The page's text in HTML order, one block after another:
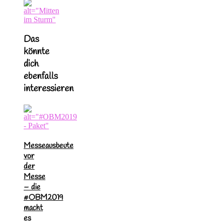
Das
könnte
dich
ebenfalls
interessieren
Messeausbeute
vor
der
Messe
– die
#OBM2019
macht
es